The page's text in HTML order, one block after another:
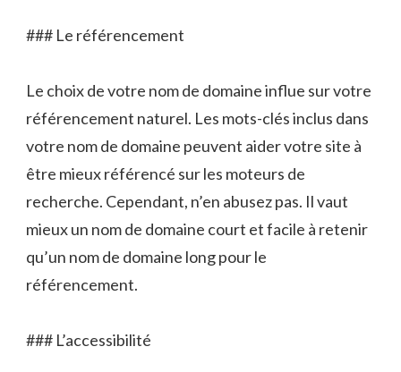
### Le référencement
Le choix de votre nom de domaine influe sur votre
référencement naturel. Les mots-clés inclus dans
votre nom de domaine peuvent aider votre site à
être mieux référencé sur les moteurs de
recherche. Cependant, n’en abusez pas. Il vaut
mieux un nom de domaine court et facile à retenir
qu’un nom de domaine long pour le
référencement.
### L’accessibilité